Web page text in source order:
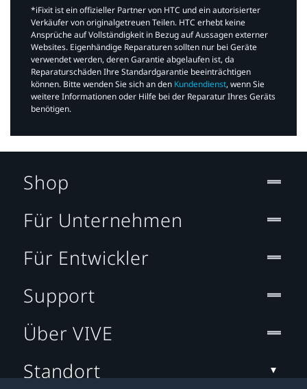
*iFixit ist ein offizieller Partner von HTC und ein autorisierter
Verkäufer von originalgetreuen Teilen. HTC erhebt keine
Ansprüche auf Vollständigkeit in Bezug auf Aussagen externer
Websites. Eigenhändige Reparaturen sollten nur bei Geräte
verwendet werden, deren Garantie abgelaufen ist, da
Reparaturschäden Ihre Standardgarantie beeinträchtigen
können. Bitte wenden Sie sich an den Kundendienst, wenn Sie
weitere Informationen oder Hilfe bei der Reparatur Ihres Geräts
benötigen.​
Shop
Für Unternehmen
Für Entwickler
Support
Über VIVE
Standort